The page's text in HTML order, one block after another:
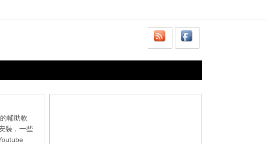
輔助軟
裝，一些